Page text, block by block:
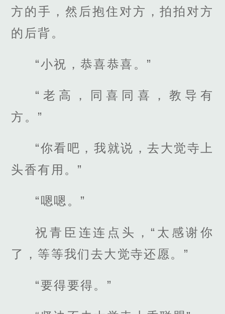
方的手，然后抱住对方，拍拍对方
的后背。
“小祝，恭喜恭喜。”
“老高，同喜同喜，教导有
方。”
“你看吧，我就说，去大觉寺上
头香有用。”
“嗯嗯。”
祝青臣连连点头，“太感谢你
了，等等我们去大觉寺还愿。”
“要得要得。”